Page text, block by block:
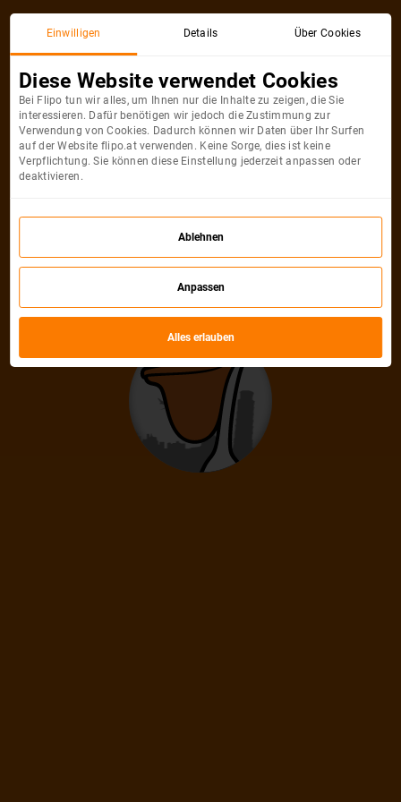
Wir vermissen Sie schon jetzt
Sobald Sie unser News-Abonnement abbestellt haben, erhalten Sie
keine Reisenneuigkeiten über die besten Flugtickets und Urlaube der
Welt mehr, und wir schicken Ihnen nicht einmal unsere schönsten
Artikel.
Einwilligen Details Über Cookies
Diese Website verwendet Cookies
Bei Flipo tun wir alles, um Ihnen nur die Inhalte zu zeigen, die Sie
interessieren. Dafür benötigen wir jedoch die Zustimmung zur
Verwendung von Cookies. Dadurch können wir Daten über Ihr Surfen
auf der Website flipo.at verwenden. Keine Sorge, dies ist keine
Verpflichtung. Sie können diese Einstellung jederzeit anpassen oder
deaktivieren.
Ablehnen
Anpassen
Alles erlauben